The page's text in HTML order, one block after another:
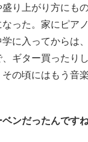
り上がり方にも
った。家にピア
に入ってからは
ギター買ったり
の頃にはもう音
ンだったんですね